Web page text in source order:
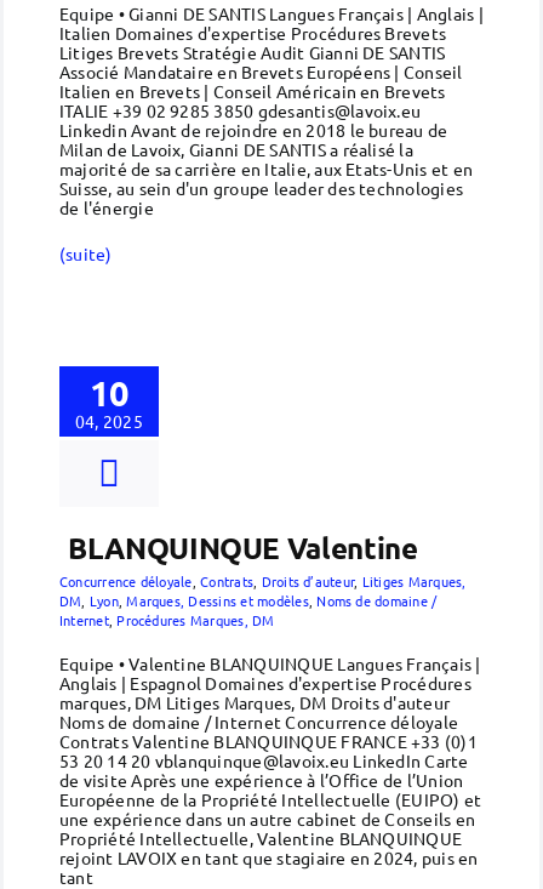
Equipe • Gianni DE SANTIS Langues Français | Anglais |
Italien Domaines d'expertise Procédures Brevets
Litiges Brevets Stratégie Audit Gianni DE SANTIS
Associé Mandataire en Brevets Européens | Conseil
Italien en Brevets | Conseil Américain en Brevets
ITALIE +39 02 9285 3850 gdesantis@lavoix.eu
Linkedin Avant de rejoindre en 2018 le bureau de
Milan de Lavoix, Gianni DE SANTIS a réalisé la
majorité de sa carrière en Italie, aux Etats-Unis et en
Suisse, au sein d'un groupe leader des technologies
de l'énergie
(suite)
10
04, 2025
BLANQUINQUE Valentine
Concurrence déloyale ,Contrats Droits d’auteur, Litiges Marques,
DM Lyon,Marques, Dessins et modèles, Noms de domaine /
Internet, Procédures Marques, DM
Equipe • Valentine BLANQUINQUE Langues Français |
Anglais | Espagnol Domaines d'expertise Procédures
marques, DM Litiges Marques, DM Droits d'auteur
Noms de domaine / Internet Concurrence déloyale
Contrats Valentine BLANQUINQUE FRANCE +33 (0)1
53 20 14 20 vblanquinque@lavoix.eu LinkedIn Carte
de visite Après une expérience à l’Office de l’Union
Européenne de la Propriété Intellectuelle (EUIPO) et
une expérience dans un autre cabinet de Conseils en
Propriété Intellectuelle, Valentine BLANQUINQUE
rejoint LAVOIX en tant que stagiaire en 2024, puis en
tant